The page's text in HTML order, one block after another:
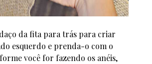
da fita para trás para criar
esquerdo e prenda-o com o
você for fazendo os anéis,